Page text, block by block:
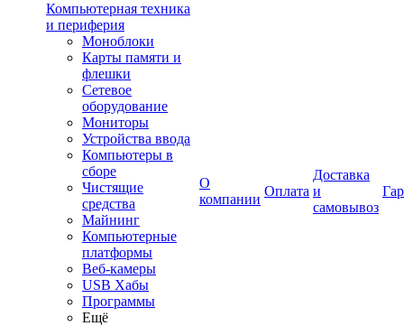
Компьютерная техника
и периферия
Моноблоки
Карты памяти и
флешки
Сетевое
оборудование
Мониторы
Устройства ввода
Компьютеры в
сборе
Чистящие
средства
Майнинг
Компьютерные
платформы
Веб-камеры
USB Хабы
Программы
Ещё
О
компании
Оплата
Доставка
и
самовывоз